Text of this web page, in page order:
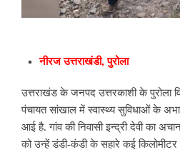
नीरज उत्तराखंडी, पुरोला
उत्तराखंड के जनपद उत्तरकाशी के पुरोला
पंचायत सांखाल में स्वास्थ्य सुविधाओं के
आई है. गांव की निवासी इन्द्री देवी का
को उन्हें डंडी-कंडी के सहारे कई